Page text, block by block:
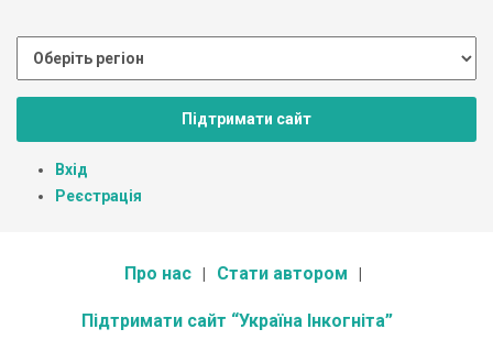
Підтримати сайт
Вхід
Реєстрація
Про нас Стати автором
Підтримати сайт “Україна Інкогніта”